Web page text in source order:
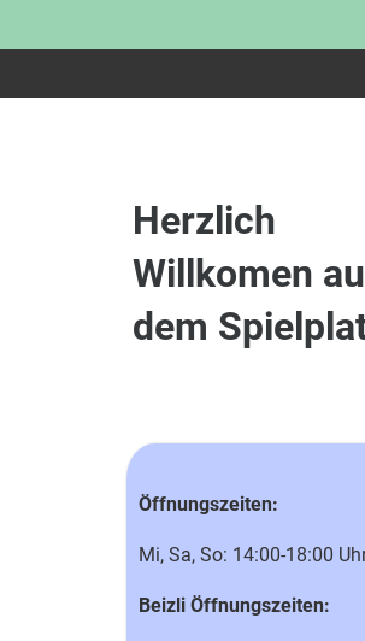
Herzlich
Willkomen
dem
Öffnungszeiten:
Mi, Sa, So: 14:00-18:00
Beizli Öffnungszeiten: